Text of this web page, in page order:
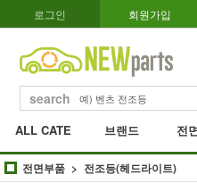
로그인 회원가입
search
ALL CATE 브랜드 전
전면부품 전조등(헤드라이트)